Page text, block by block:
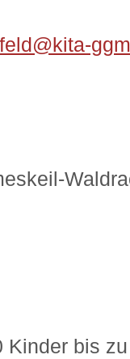
Kinder bis